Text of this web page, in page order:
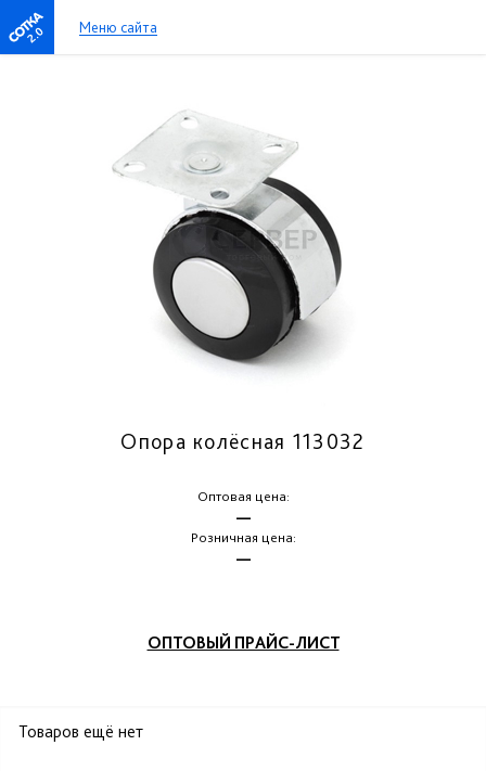
2.0 Меню сайта
Опора колёсная 113032
Оптовая цена:
—
Розничная цена:
—
ОПТОВЫЙ ПРАЙС-ЛИСТ
Товаров ещё нет